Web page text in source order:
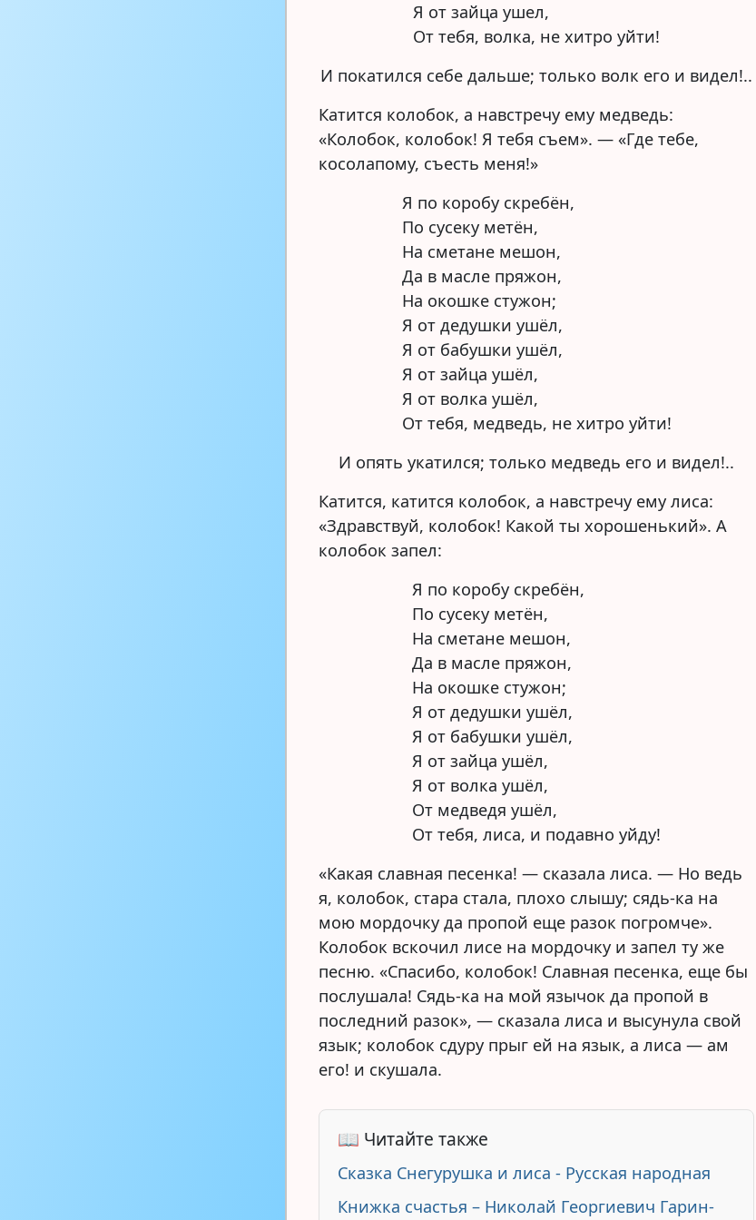
Я от зайца ушел,
От тебя, волка, не хитро уйти!
И покатился себе дальше; только волк его и видел!..
Катится колобок, а навстречу ему медведь:
«Колобок, колобок! Я тебя съем». — «Где тебе,
косолапому, съесть меня!»
Я по коробу скребён,
По сусеку метён,
На сметане мешон,
Да в масле пряжон,
На окошке стужон;
Я от дедушки ушёл,
Я от бабушки ушёл,
Я от зайца ушёл,
Я от волка ушёл,
От тебя, медведь, не хитро уйти!
И опять укатился; только медведь его и видел!..
Катится, катится колобок, а навстречу ему лиса:
«Здравствуй, колобок! Какой ты хорошенький». А
колобок запел:
Я по коробу скребён,
По сусеку метён,
На сметане мешон,
Да в масле пряжон,
На окошке стужон;
Я от дедушки ушёл,
Я от бабушки ушёл,
Я от зайца ушёл,
Я от волка ушёл,
От медведя ушёл,
От тебя, лиса, и подавно уйду!
«Какая славная песенка! — сказала лиса. — Но ведь
я, колобок, стара стала, плохо слышу; сядь-ка на
мою мордочку да пропой еще разок погромче».
Колобок вскочил лисе на мордочку и запел ту же
песню. «Спасибо, колобок! Славная песенка, еще бы
послушала! Сядь-ка на мой язычок да пропой в
последний разок», — сказала лиса и высунула свой
язык; колобок сдуру прыг ей на язык, а лиса — ам
его! и скушала.
📖 Читайте также
Сказка Снегурушка и лиса - Русская народная
Книжка счастья – Николай Георгиевич Гарин-